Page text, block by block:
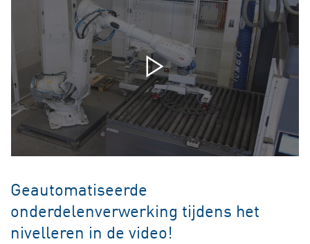
Geautomatiseerde
onderdelenverwerking tijdens het
nivelleren in de video!